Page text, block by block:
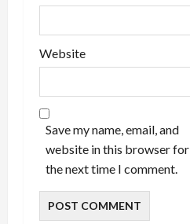
Website
Save my name, email, and
website in this browser for
the next time I comment.